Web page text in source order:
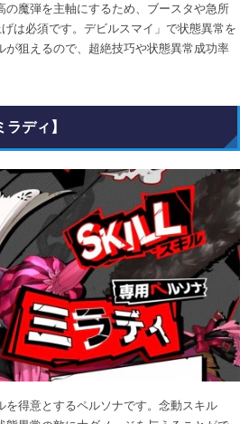
の魔弾を主軸にするため、ブースタや急所
は必須です。デビルスマイ」で状態異常を
が狙えるので、超絶技巧や状態異常成功率
ディ】
を得意とするペルソナです。念動スキル